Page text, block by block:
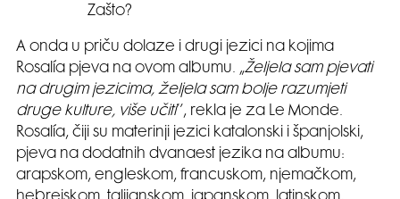
Zašto?
A onda u priču dolaze i drugi jezici na kojima
Rosalía pjeva na ovom albumu. „Željela sam pjevati
na drugim jezicima, željela sam bolje razumjeti
druge kulture, više učiti’’, rekla je za Le Monde.
Rosalía, čiji su materinji jezici katalonski i španjolski,
pjeva na dodatnih dvanaest jezika na albumu:
arapskom, engleskom, francuskom, njemačkom,